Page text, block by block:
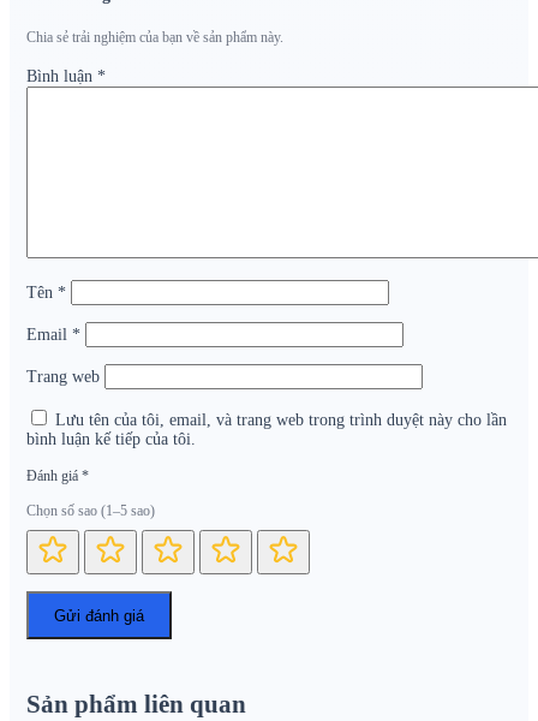
Chia sẻ trải nghiệm của bạn về sản phẩm này.
Bình luận *
Tên *
Email *
Trang web
Lưu tên của tôi, email, và trang web trong trình duyệt này cho lần
bình luận kế tiếp của tôi.
Đánh giá *
Chọn số sao (1–5 sao)
Sản phẩm liên quan